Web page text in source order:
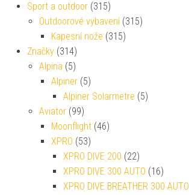
Sport a outdoor (315)
Outdoorové vybavení (315)
Kapesní nože (315)
Značky (314)
Alpina (5)
Alpiner (5)
Alpiner Solarmetre (5)
Aviator (99)
Moonflight (46)
XPRO (53)
XPRO DIVE 200 (22)
XPRO DIVE 300 AUTO (16)
XPRO DIVE BREATHER 300 AUTO